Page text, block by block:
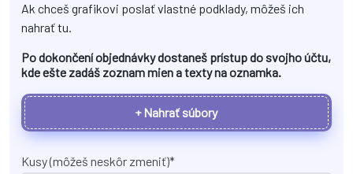
Ak chceš grafikovi poslať vlastné podklady, môžeš ich
nahrať tu.
Po dokončení objednávky dostaneš prístup do svojho účtu,
kde ešte zadáš zoznam mien a texty naoznamka.
+ Nahrať súbory
Kusy (môžeš neskôr zmeniť)*